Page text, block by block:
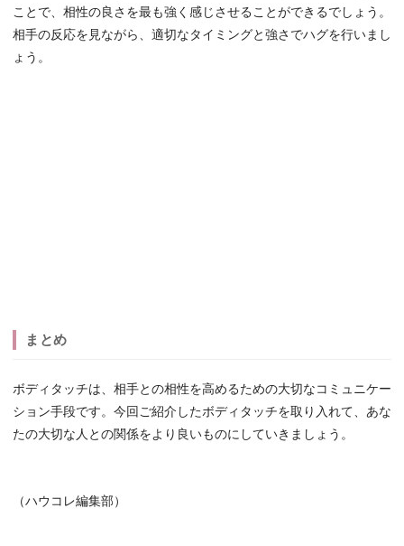
ことで、相性の良さを最も強く感じさせることができるでしょう。
相手の反応を見ながら、適切なタイミングと強さでハグを行いまし
ょう。
まとめ
ボディタッチは、相手との相性を高めるための大切なコミュニケー
ション手段です。今回ご紹介したボディタッチを取り入れて、あな
たの大切な人との関係をより良いものにしていきましょう。
（ハウコレ編集部）